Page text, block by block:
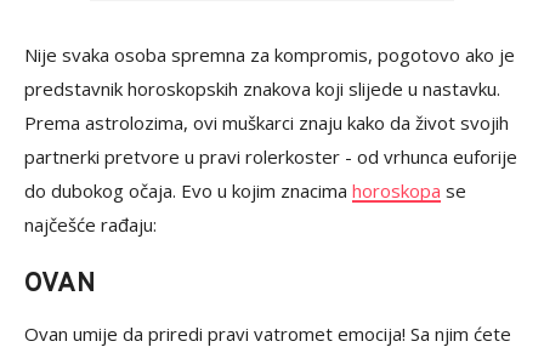
Nije svaka osoba spremna za kompromis, pogotovo ako je
predstavnik horoskopskih znakova koji slijede u nastavku.
Prema astrolozima, ovi muškarci znaju kako da život svojih
partnerki pretvore u pravi rolerkoster - od vrhunca euforije
do dubokog očaja. Evo u kojim znacima horoskopa se
najčešće rađaju:
OVAN
Ovan umije da priredi pravi vatromet emocija! Sa njim ćete